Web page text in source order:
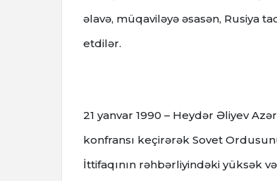
əlavə, müqaviləyə əsasən, Rusiya
etdilər.
21 yanvar 1990 – Heydər Əliyev
konfransı keçirərək Sovet
İttifaqının rəhbərliyindəki yüksək